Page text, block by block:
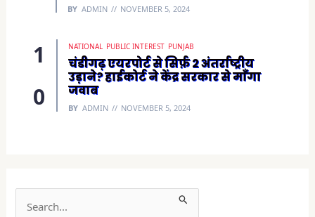
BY ADMIN NOVEMBER 5, 2024
NATIONAL PUBLIC INTEREST PUNJAB
चंडीगढ़ एयरपोर्ट से सिर्फ़ 2 अंतर्राष्ट्रीय
उड़ाने? हाईकोर्ट ने केंद्र सरकार से माँगा
जवाब
BY ADMIN NOVEMBER 5, 2024